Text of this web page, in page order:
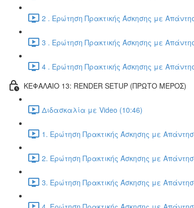
2 . Ερώτηση Πρακτικής Άσκησης με
3 . Ερώτηση Πρακτικής Άσκησης με
4 . Ερώτηση Πρακτικής Άσκησης με
ΚΕΦΑΛΑΙΟ 13: RENDER SETUP (ΠΡΩΤΟ ΜΕΡΟΣ)
Διδασκαλία με Video (10:46)
1. Ερώτηση Πρακτικής Άσκησης με
2. Ερώτηση Πρακτικής Άσκησης με
3. Ερώτηση Πρακτικής Άσκησης με